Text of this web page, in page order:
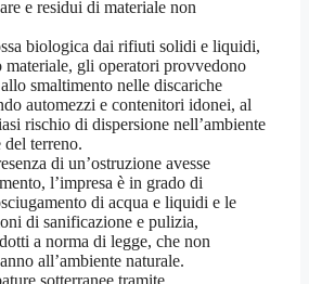
e residui di materiale non
biologica dai rifiuti solidi e liquidi,
gli operatori provvedono
smaltimento nelle discariche
automezzi e contenitori idonei, al
rischio di dispersione nell’ambiente
terreno.
di un’ostruzione avesse
l’impresa è in grado di
di acqua e liquidi e le
di sanificazione e pulizia,
a norma di legge, che non
all’ambiente naturale.